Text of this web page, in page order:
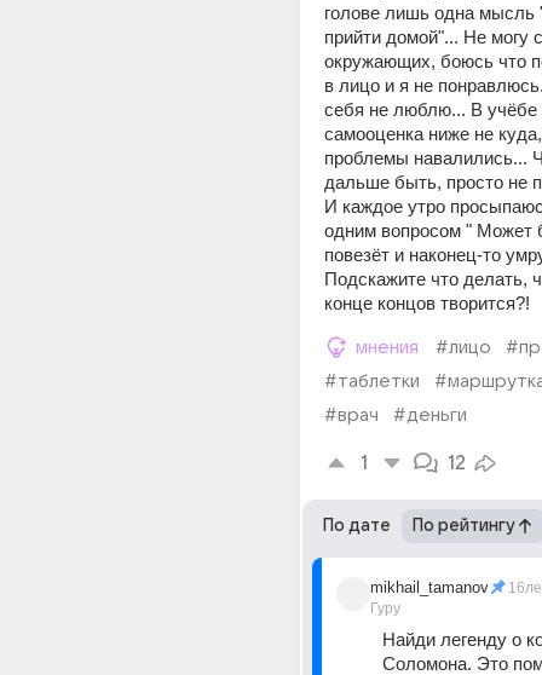
голове лишь одна мысль
прийти домой"... Не могу
окружающих, боюсь что
в лицо и я не
себя не люблю... В учёбе
самооценка ниже не
проблемы навалились...
дальше быть, просто не
И каждое утро
одним вопросом " Может
повезёт и наконец-то
Подскажите что делать,
конце концов творится?!
мнения #лицо
#таблетки
#врач
#деньги
1 12
По дате По рейтингу
mikhail_tamanov
Гуру
Найди легенду о
Соломона. Это